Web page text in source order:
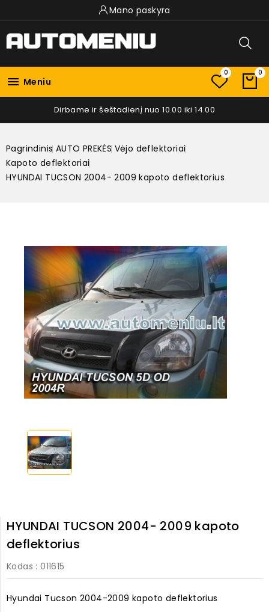
Mano paskyra
 Meniu
0 0
Dirbame ir šeštadienį nuo 10.00 iki 14.00
Pagrindinis AUTO PREKĖS Vėjo deflektoriai
Kapoto deflektoriai
HYUNDAI TUCSON 2004- 2009 kapoto deflektorius
HYUNDAI TUCSON 2004- 2009 kapoto
deflektorius
Kodas : 011615
Hyundai Tucson 2004-2009 kapoto deflektorius